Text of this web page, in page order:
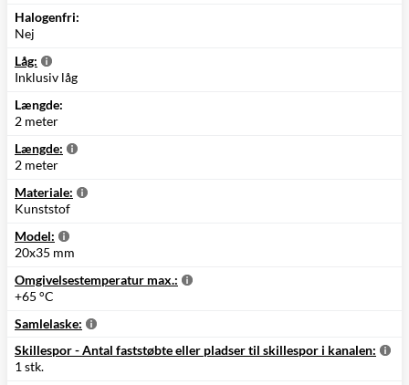
Halogenfri:
Nej
Låg:
Inklusiv låg
Længde:
2 meter
Længde:
2 meter
Materiale:
Kunststof
Model:
20x35 mm
Omgivelsestemperatur max.:
+65 °C
Samlelaske:
Skillespor - Antal faststøbte eller pladser til skillespor i kanalen:
1 stk.